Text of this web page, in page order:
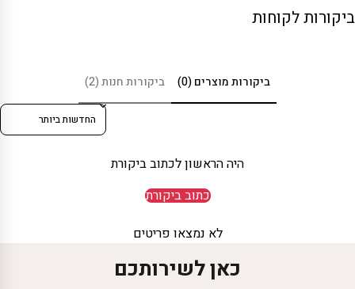
ביקורות לקוחות
ביקורות מוצרים (0) ביקורות חנות (2)
Sort reviews by
היה הראשון לכתוב ביקורת
כתוב ביקורת
לא נמצאו פריטים
כאן לשירותכם